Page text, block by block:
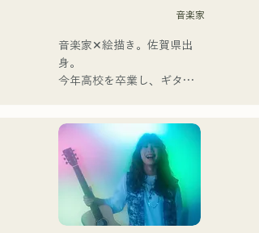
đôi khi mãnh liệt, kết hợp
với nguồn gốc âm nhạc đa
dạng của các thành viên, đã
cái tên "Reiwa Kayo Rock".
音楽家
音楽家✕絵描き。佐賀県出
身。
今年高校を卒業し、ギター
行う傍ら、大胆な色彩感覚
を活かしたアート制作に励
む。枠に収まりきれないマ
ルチな表現スタイルを確立
するため、日々探求を続け
ている。現在はSNSを中心